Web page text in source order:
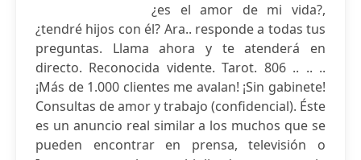
¿es el amor de mi vida?,
¿tendré hijos con él? Ara.. responde a todas tus
preguntas. Llama ahora y te atenderá en
directo. Reconocida vidente. Tarot. 806 .. .. ..
¡Más de 1.000 clientes me avalan! ¡Sin gabinete!
Consultas de amor y trabajo (confidencial). Éste
es un anuncio real similar a los muchos que se
pueden encontrar en prensa, televisión o